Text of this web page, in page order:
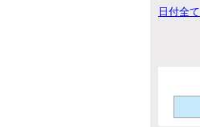
日付全て